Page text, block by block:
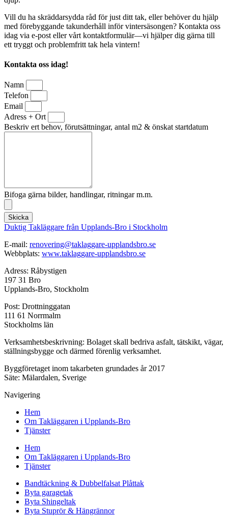
Vill du ha skräddarsydda råd för just ditt tak, eller behöver du hjälp
med förebyggande takunderhåll inför vintersäsongen? Kontakta oss
idag via e-post eller vårt kontaktformulär—vi hjälper dig gärna till
ett tryggt och problemfritt tak hela vintern!
Kontakta oss idag!
Namn
Telefon
Email
Adress + Ort
Beskriv ert behov, förutsättningar, antal m2 & önskat startdatum
Bifoga gärna bilder, handlingar, ritningar m.m.
Skicka
Duktig Takläggare från Upplands-Bro i Stockholm
E-mail: renovering@taklaggare-upplandsbro.se
Webbplats: www.taklaggare-upplandsbro.se
Adress: Råbystigen
197 31 Bro
Upplands-Bro, Stockholm
Post: Drottninggatan
111 61 Norrmalm
Stockholms län
Verksamhetsbeskrivning: Bolaget skall bedriva asfalt, tätskikt, vägar,
ställningsbygge och därmed förenlig verksamhet.
Byggföretaget inom takarbeten grundades år 2017
Säte: Mälardalen, Sverige
Navigering
Hem
Om Takläggaren i Upplands-Bro
Tjänster
Hem
Om Takläggaren i Upplands-Bro
Tjänster
Bandtäckning & Dubbelfalsat Plåttak
Byta garagetak
Byta Shingeltak
Byta Stuprör & Hängrännor